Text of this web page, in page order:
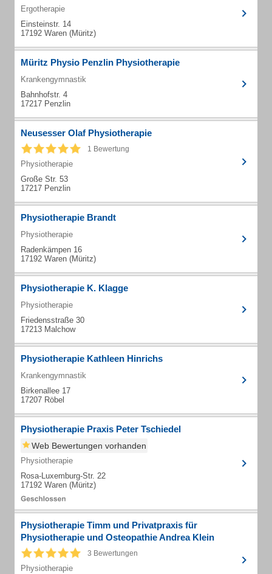
Ergotherapie
Einsteinstr. 14
17192 Waren (Müritz)
Müritz Physio Penzlin Physiotherapie
Krankengymnastik
Bahnhofstr. 4
17217 Penzlin
Neusesser Olaf Physiotherapie
1 Bewertung
Physiotherapie
Große Str. 53
17217 Penzlin
Physiotherapie Brandt
Physiotherapie
Radenkämpen 16
17192 Waren (Müritz)
Physiotherapie K. Klagge
Physiotherapie
Friedensstraße 30
17213 Malchow
Physiotherapie Kathleen Hinrichs
Krankengymnastik
Birkenallee 17
17207 Röbel
Physiotherapie Praxis Peter Tschiedel
Web Bewertungen vorhanden
Physiotherapie
Rosa-Luxemburg-Str. 22
17192 Waren (Müritz)
Physiotherapie Timm und Privatpraxis für
Physiotherapie und Osteopathie Andrea Klein
3 Bewertungen
Physiotherapie